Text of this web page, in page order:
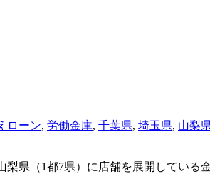
ローン, 労働金庫, 千葉県, 埼玉県, 山梨
県（1都7県）に店舗を展開している